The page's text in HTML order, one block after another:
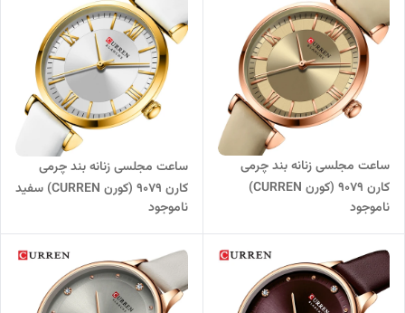
ساعت مجلسی زنانه بند چرمی
کارن 9079 (کورن CURREN)
نسکافه ای
ناموجود
ساعت مجلسی زنانه بند چرمی
کارن 9079 (کورن CURREN) سفید
ناموجود